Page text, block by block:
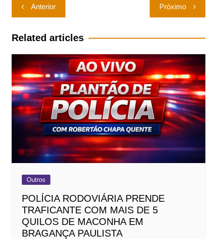
de
Post
Anterior Próximo
Related articles
Outros
POLÍCIA RODOVIÁRIA PRENDE
TRAFICANTE COM MAIS DE 5
QUILOS DE MACONHA EM
BRAGANÇA PAULISTA